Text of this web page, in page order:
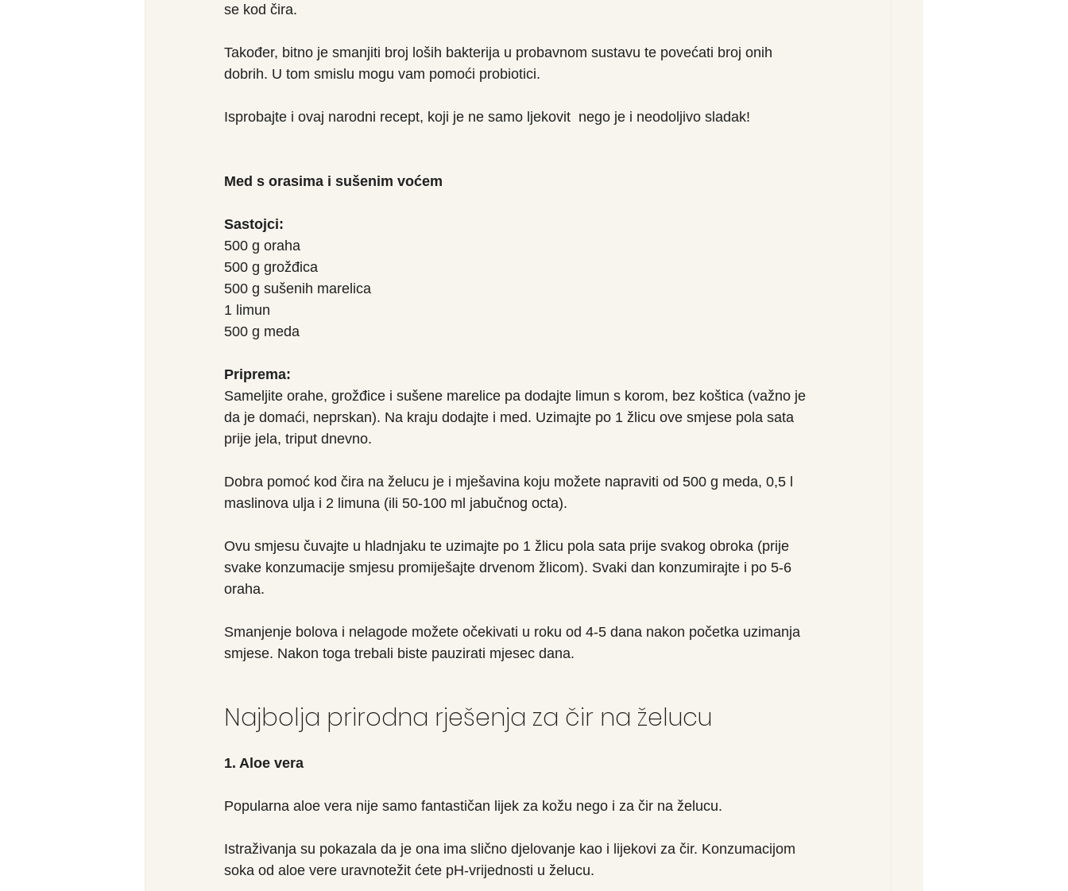
se kod čira.
Također, bitno je smanjiti broj loših bakterija u probavnom sustavu te povećati broj onih
dobrih. U tom smislu mogu vam pomoći probiotici.
Isprobajte i ovaj narodni recept, koji je ne samo ljekovit  nego je i neodoljivo sladak!
Med s orasima i sušenim voćem
Sastojci:
500 g oraha
500 g grožđica
500 g sušenih marelica
1 limun
500 g meda
Priprema:
Sameljite orahe, grožđice i sušene marelice pa dodajte limun s korom, bez koštica (važno je
da je domaći, neprskan). Na kraju dodajte i med. Uzimajte po 1 žlicu ove smjese pola sata
prije jela, triput dnevno.
Dobra pomoć kod čira na želucu je i mješavina koju možete napraviti od 500 g meda, 0,5 l
maslinova ulja i 2 limuna (ili 50-100 ml jabučnog octa).
Ovu smjesu čuvajte u hladnjaku te uzimajte po 1 žlicu pola sata prije svakog obroka (prije
svake konzumacije smjesu promiješajte drvenom žlicom). Svaki dan konzumirajte i po 5-6
oraha.
Smanjenje bolova i nelagode možete očekivati u roku od 4-5 dana nakon početka uzimanja
smjese. Nakon toga trebali biste pauzirati mjesec dana.
Najbolja prirodna rješenja za čir na želucu
1. Aloe vera
Popularna aloe vera nije samo fantastičan lijek za kožu nego i za čir na želucu.
Istraživanja su pokazala da je ona ima slično djelovanje kao i lijekovi za čir. Konzumacijom
soka od aloe vere uravnotežit ćete pH-vrijednosti u želucu.